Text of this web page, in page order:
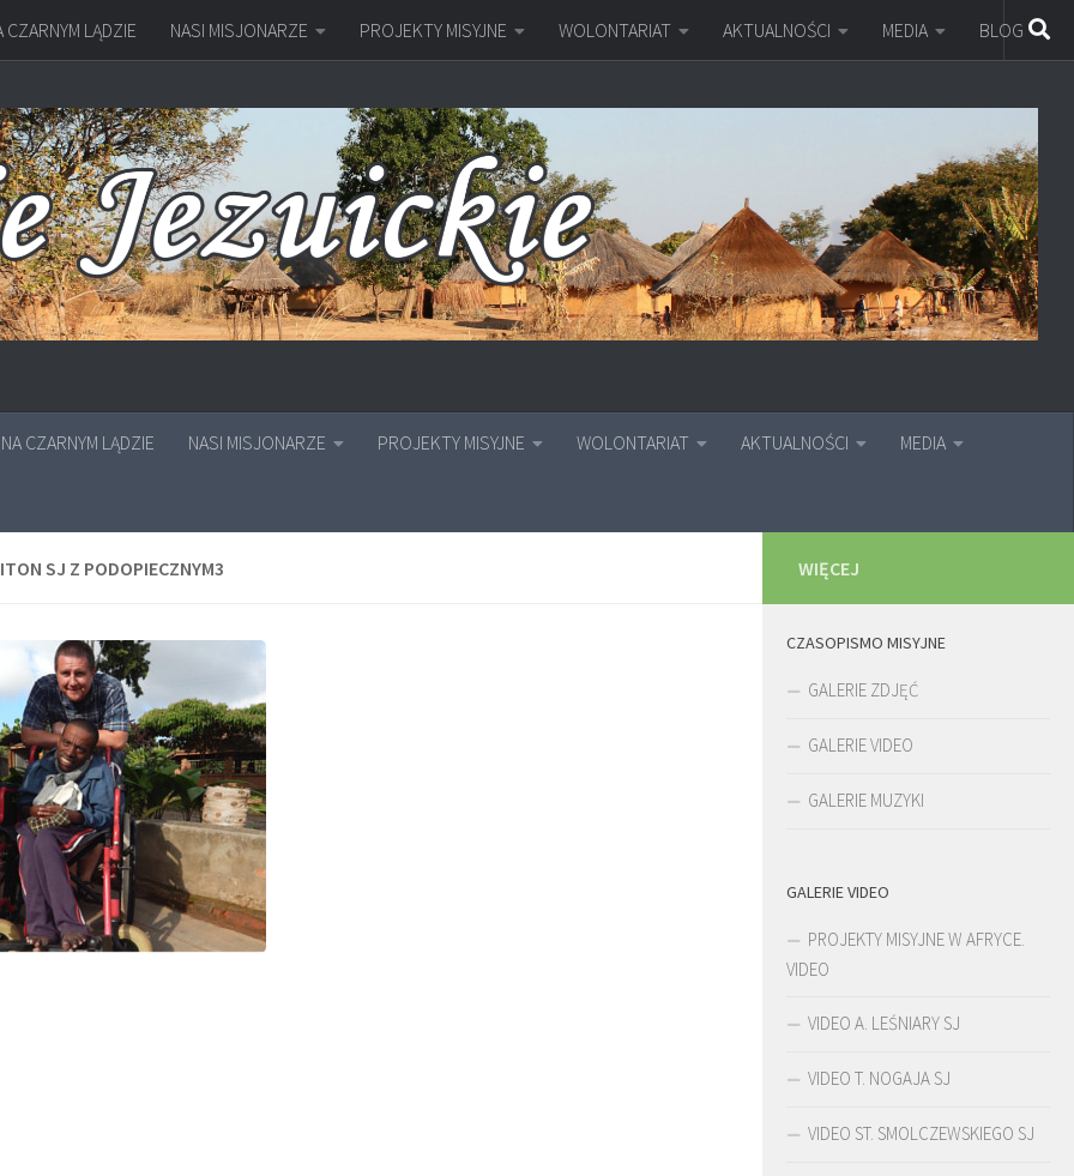
CZARNYM LĄDZIE NASI MISJONARZE PROJEKTY MISYJNE WOLONTARIAT AKTUALNOŚCI MEDIA BLOG
NA CZARNYM LĄDZIE NASI MISJONARZE PROJEKTY MISYJNE WOLONTARIAT AKTUALNOŚCI MEDIA
SJ Z PODOPIECZNYM3 WIĘCEJ
CZASOPISMO MISYJNE
GALERIE ZDJĘĆ
GALERIE VIDEO
GALERIE MUZYKI
GALERIE VIDEO
PROJEKTY MISYJNE W AFRYCE.
VIDEO
VIDEO A. LEŚNIARY SJ
VIDEO T. NOGAJA SJ
VIDEO ST. SMOLCZEWSKIEGO SJ